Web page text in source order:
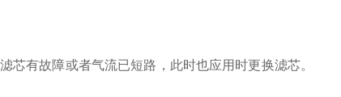
芯有故障或者气流已短路，此时也应用时更换滤芯。